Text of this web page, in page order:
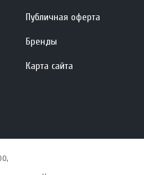
Публичная оферта
Бренды
Карта сайта